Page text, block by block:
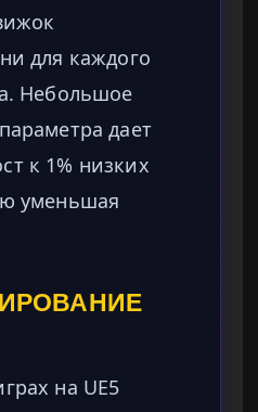
для каждого
Небольшое
дает
к 1% низких
уменьшая
на UE5